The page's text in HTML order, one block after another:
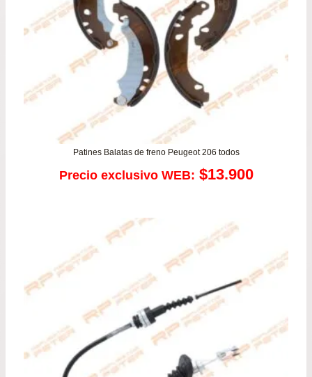
Patines Balatas de freno Peugeot 206 todos
Precio exclusivo WEB: $13.900